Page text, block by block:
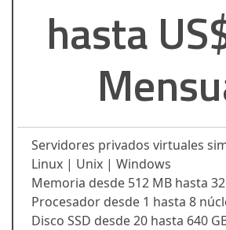
hasta
Servidores privados virtuales
Linux | Unix | Windows
Memoria desde 512 MB hasta
Procesador desde 1 hasta 8
Disco SSD desde 20 hasta 640